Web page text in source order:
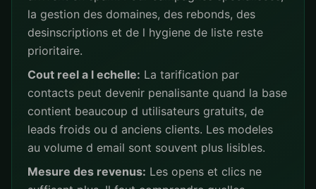
la gestion des domaines, des rebonds, des
desinscriptions et de l hygiene de liste reste
prioritaire.
Cout reel a l echelle: La tarification par
contacts peut devenir penalisante quand la base
contient beaucoup d utilisateurs gratuits, de
leads froids ou d anciens clients. Les modeles
au volume d email sont souvent plus lisibles.
Mesure des revenus: Les opens et clics ne